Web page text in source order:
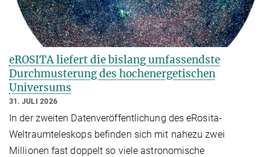
eROSITA liefert die bislang umfassendste
Durchmusterung des hochenergetischen
Universums
31. JULI 2026
In der zweiten Datenveröffentlichung des eRosita-
Weltraumteleskops befinden sich mit nahezu zwei
Millionen fast doppelt so viele astronomische